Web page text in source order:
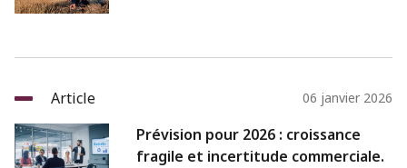
Article 06 janvier 2026
Prévision pour 2026 : croissance
fragile et incertitude commerciale.